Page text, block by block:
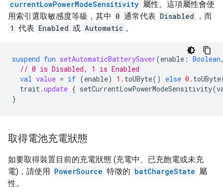
currentLowPowerModeSensitivity 屬性。這項屬性會使
用索引選取敏感度等級，其中 0 通常代表 Disabled
，而
1 代表 Enabled 或 Automatic 。
suspend fun setAutomaticBatterySaver(enable : Boolean
// 0 is Disabled, 1 is Enabled
val value = if (enable) 1. toUByte() else 0. toUByte
trait.update { setCurrentLowPowerModeSensitivity(
}
取得電池充電狀態
如要取得裝置目前的充電狀態 (充電中、已充飽電或未充
電)，請使用 PowerSource 特徵的 batChargeState 屬
性。